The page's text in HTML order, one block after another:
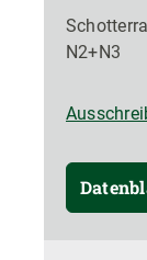
N2+N3